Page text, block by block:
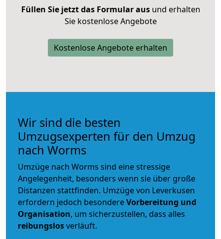
Füllen Sie jetzt das Formular ausund erhalten
Sie kostenlose Angebote
Kostenlose Angebote erhalten
Wir sind die besten
Umzugsexperten für den Umzug
nach Worms
Umzüge nach Worms sind eine stressige
Angelegenheit, besonders wenn sie über große
Distanzen stattfinden. Umzüge von Leverkusen
erfordern jedoch besondereVorbereitung und
Organisation, um sicherzustellen, dass alles
reibungslosverläuft.